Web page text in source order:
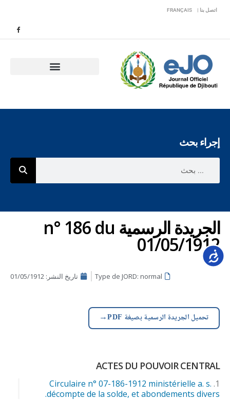
اتصل بنا | FRANÇAIS
إجراء بحث
الجريدة الرسمية n° 186 du
01/05/1912
Type de JORD: normal تاريخ النشر: 01/05/1912
تحميل الجريدة الرسمية بصيغة PDF →
ACTES DU POUVOIR CENTRAL
Circulaire n° 07-186-1912 ministérielle a. s.
décompte de la solde, et abondements divers.